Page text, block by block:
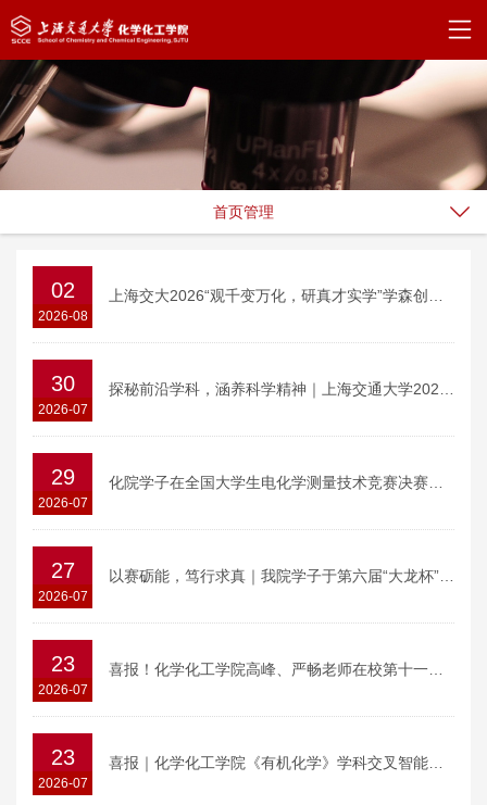
首页管理
02
2026-08
30
2026-07
29
2026-07
27
2026-07
23
2026-07
23
2026-07